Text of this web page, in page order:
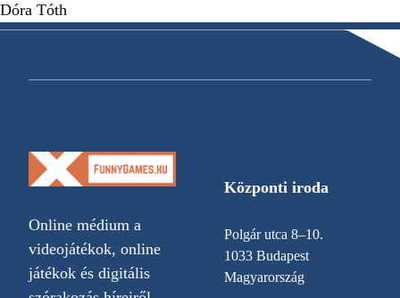
Dóra Tóth
Online médium a
videojátékok, online
játékok és digitális
Központi iroda
Polgár utca 8–10.
1033 Budapest
Magyarország